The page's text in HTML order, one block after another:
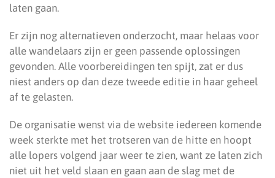
laten gaan.
Er zijn nog alternatieven onderzocht, maar helaas voor
alle wandelaars zijn er geen passende oplossingen
gevonden. Alle voorbereidingen ten spijt, zat er dus
niest anders op dan deze tweede editie in haar geheel
af te gelasten.
De organisatie wenst via de website iedereen komende
week sterkte met het trotseren van de hitte en hoopt
alle lopers volgend jaar weer te zien, want ze laten zich
niet uit het veld slaan en gaan aan de slag met de